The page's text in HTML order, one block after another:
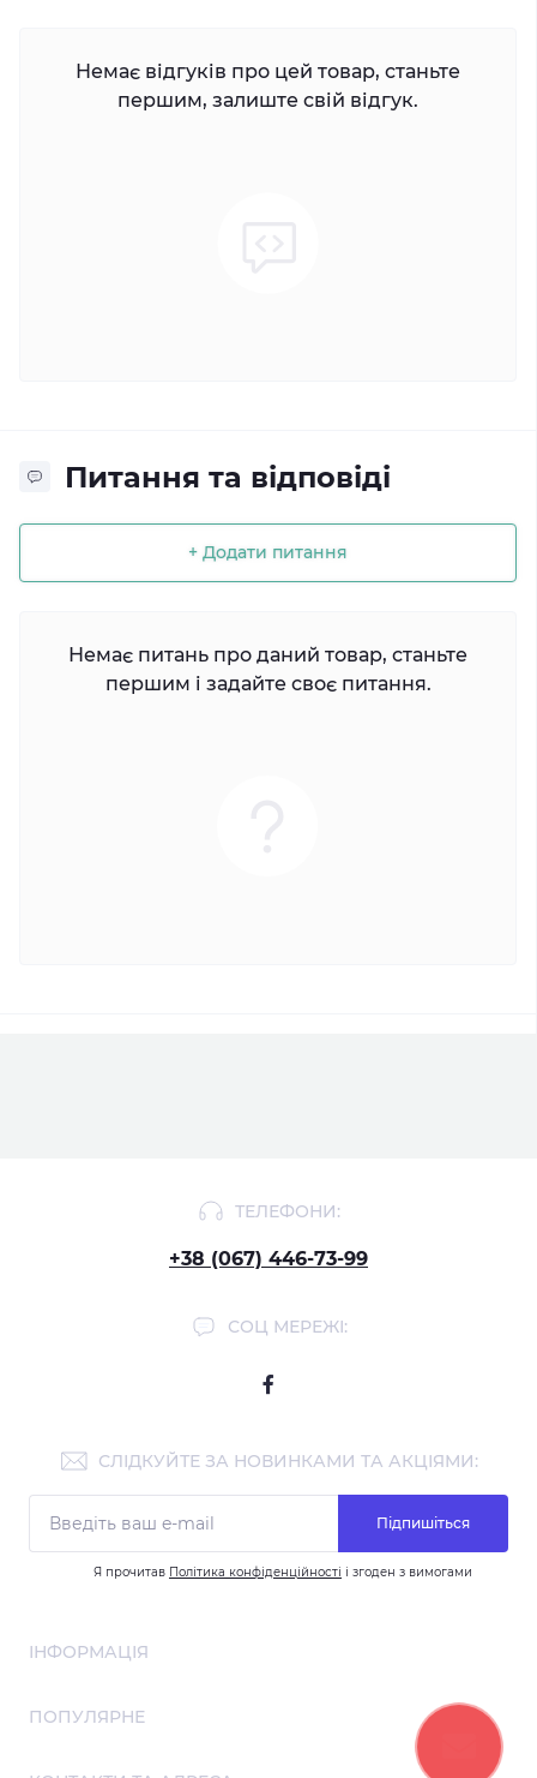
Немає відгуків про цей товар, станьте
першим, залиште свій відгук.
Питання та відповіді
+ Додати питання
Немає питань про даний товар, станьте
першим і задайте своє питання.
ТЕЛЕФОНИ:
+38 (067) 446-73-99
СОЦ МЕРЕЖІ:
СЛІДКУЙТЕ ЗА НОВИНКАМИ ТА АКЦІЯМИ:
Підпишіться
Я прочитав Політика конфіденційності і згоден з вимогами
ІНФОРМАЦІЯ
Про нас
ПОПУЛЯРНЕ